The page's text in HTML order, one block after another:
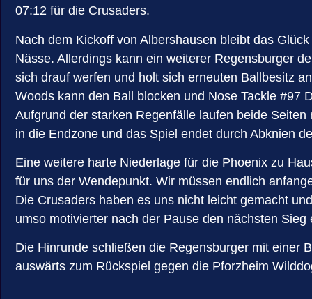
07:12 für die Crusaders.
Nach dem Kickoff von Albershausen bleibt das
Nässe. Allerdings kann ein weiterer Regensburger
sich drauf werfen und holt sich erneuten Ballbesitz
Woods kann den Ball blocken und Nose Tackle #97
Aufgrund der starken Regenfälle laufen beide
in die Endzone und das Spiel endet durch Abknien
Eine weitere harte Niederlage für die Phoenix zu
für uns der Wendepunkt. Wir müssen endlich
Die Crusaders haben es uns nicht leicht gemacht
umso motivierter nach der Pause den nächsten Sieg
Die Hinrunde schließen die Regensburger mit einer
auswärts zum Rückspiel gegen die Pforzheim